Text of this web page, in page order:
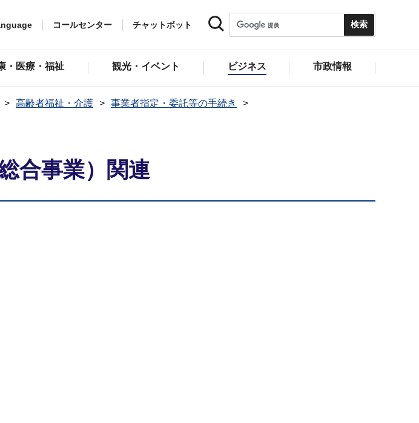
コールセンター チャットボット
・医療・福祉 観光・イベント ビジネス 市政情報
高齢者福祉・介護
事業者指定・委託等の手続き
合事業）関連